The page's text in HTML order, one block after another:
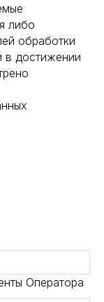
либо
обработки
в достижении
Оператора